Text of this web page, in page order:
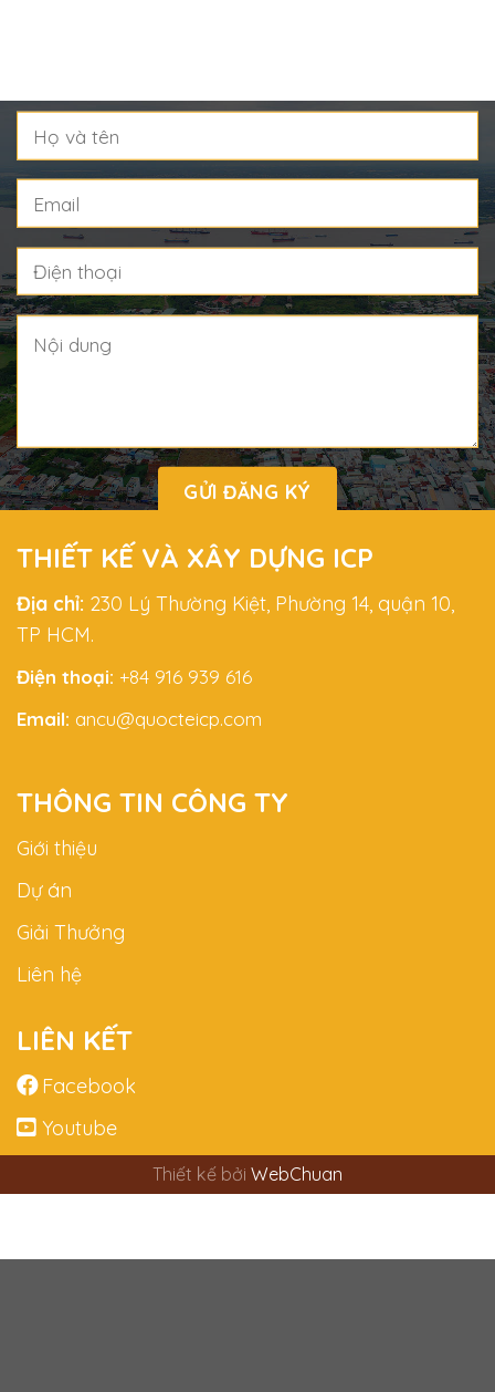
THIẾT KẾ VÀ XÂY DỰNG ICP
Địa chỉ: 230 Lý Thường Kiệt, Phường 14, quận 10,
TP HCM.
Điện thoại: +84 916 939 616
Email: ancu@quocteicp.com
THÔNG TIN CÔNG TY
Giới thiệu
Dự án
Giải Thưởng
Liên hệ
LIÊN KẾT
Facebook
Youtube
Thiết kế bởi WebChuan